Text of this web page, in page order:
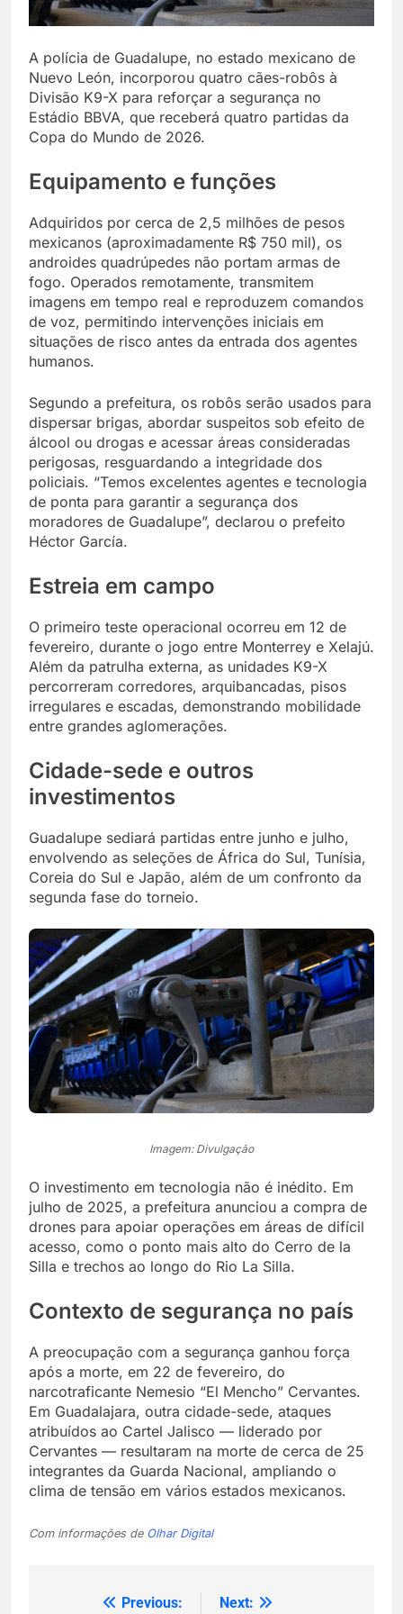
A polícia de Guadalupe, no estado mexicano de
Nuevo León, incorporou quatro cães-robôs à
Divisão K9-X para reforçar a segurança no
Estádio BBVA, que receberá quatro partidas da
Copa do Mundo de 2026.
Equipamento e funções
Adquiridos por cerca de 2,5 milhões de pesos
mexicanos (aproximadamente R$ 750 mil), os
androides quadrúpedes não portam armas de
fogo. Operados remotamente, transmitem
imagens em tempo real e reproduzem comandos
de voz, permitindo intervenções iniciais em
situações de risco antes da entrada dos agentes
humanos.
Segundo a prefeitura, os robôs serão usados para
dispersar brigas, abordar suspeitos sob efeito de
álcool ou drogas e acessar áreas consideradas
perigosas, resguardando a integridade dos
policiais. “Temos excelentes agentes e tecnologia
de ponta para garantir a segurança dos
moradores de Guadalupe”, declarou o prefeito
Héctor García.
Estreia em campo
O primeiro teste operacional ocorreu em 12 de
fevereiro, durante o jogo entre Monterrey e Xelajú.
Além da patrulha externa, as unidades K9-X
percorreram corredores, arquibancadas, pisos
irregulares e escadas, demonstrando mobilidade
entre grandes aglomerações.
Cidade-sede e outros
investimentos
Guadalupe sediará partidas entre junho e julho,
envolvendo as seleções de África do Sul, Tunísia,
Coreia do Sul e Japão, além de um confronto da
segunda fase do torneio.
Imagem: Divulgação
O investimento em tecnologia não é inédito. Em
julho de 2025, a prefeitura anunciou a compra de
drones para apoiar operações em áreas de difícil
acesso, como o ponto mais alto do Cerro de la
Silla e trechos ao longo do Rio La Silla.
Contexto de segurança no país
A preocupação com a segurança ganhou força
após a morte, em 22 de fevereiro, do
narcotraficante Nemesio “El Mencho” Cervantes.
Em Guadalajara, outra cidade-sede, ataques
atribuídos ao Cartel Jalisco — liderado por
Cervantes — resultaram na morte de cerca de 25
integrantes da Guarda Nacional, ampliando o
clima de tensão em vários estados mexicanos.
Com informações de Olhar Digital
Navegação
Previous: Next: